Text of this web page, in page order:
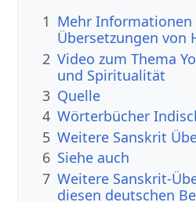
1 Mehr Informationen
Übersetzungen von
2 Video zum Thema
und Spiritualität
3 Quelle
4 Wörterbücher
5 Weitere Sanskrit
6 Siehe auch
7 Weitere Sanskrit-
diesen deutschen